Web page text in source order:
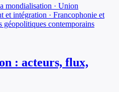
mondialisation · Union
et intégration · Francophonie et
géopolitiques contemporains
: acteurs, flux,